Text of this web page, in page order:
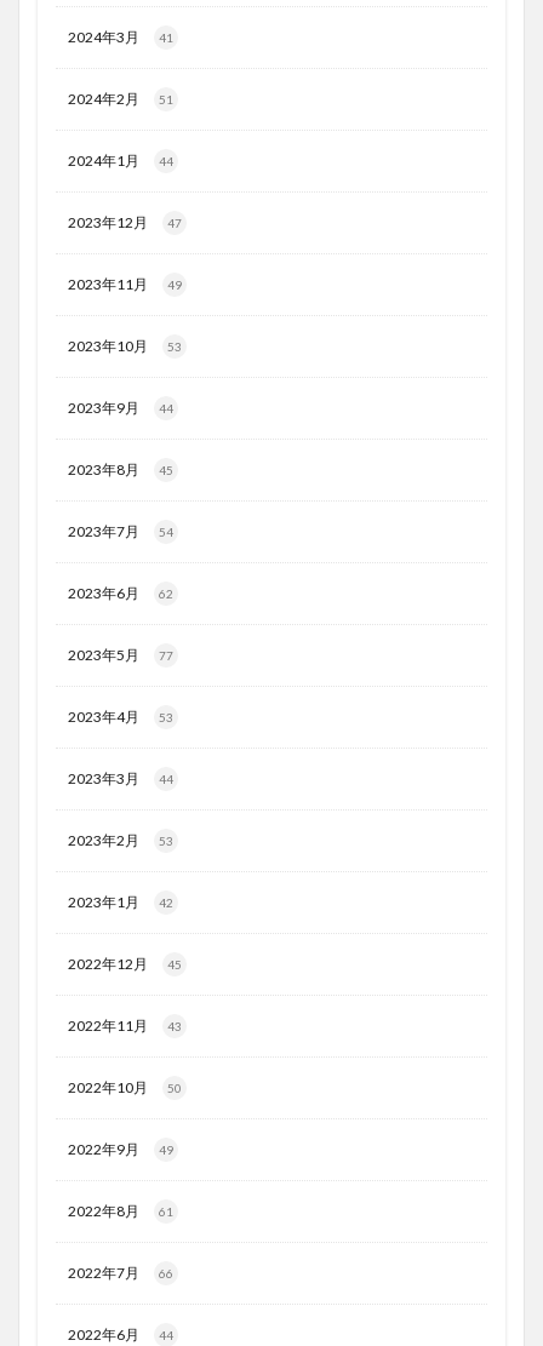
2024年3月 41
2024年2月 51
2024年1月 44
2023年12月 47
2023年11月 49
2023年10月 53
2023年9月 44
2023年8月 45
2023年7月 54
2023年6月 62
2023年5月 77
2023年4月 53
2023年3月 44
2023年2月 53
2023年1月 42
2022年12月 45
2022年11月 43
2022年10月 50
2022年9月 49
2022年8月 61
2022年7月 66
2022年6月 44